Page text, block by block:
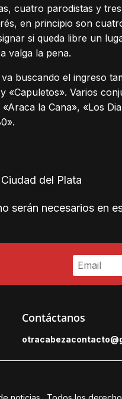
cuatro parodistas y
en principio son
si queda libre un
valga la pena.
buscando el ingreso
«Capuletos». Varios
la Cana», «Los
del Plata
serán necesarios en
Contáctanos